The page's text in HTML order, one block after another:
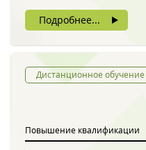
Подробнее...
Дистанционное обучение
Повышение квалификации